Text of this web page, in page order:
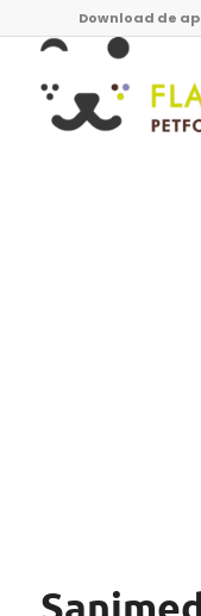
Download de